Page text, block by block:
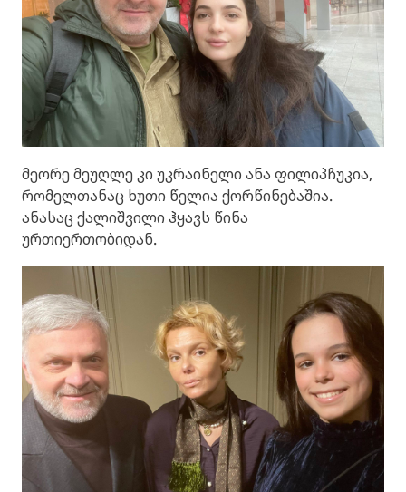
მეორე მეუღლე კი უკრაინელი ანა ფილიპჩუკია,
რომელთანაც ხუთი წელია ქორწინებაშია.
ანასაც ქალიშვილი ჰყავს წინა
ურთიერთობიდან.